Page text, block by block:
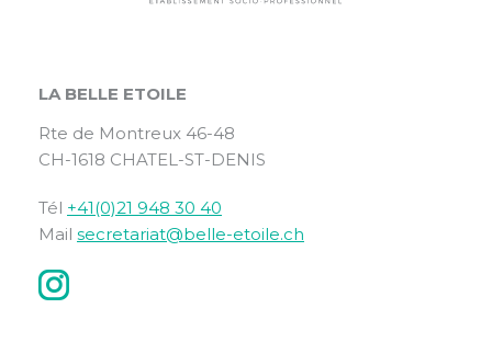
LA BELLE ETOILE
Rte de Montreux 46-48
CH-1618 CHATEL-ST-DENIS
Tél +41(0)21 948 30 40
Mail secretariat@belle-etoile.ch